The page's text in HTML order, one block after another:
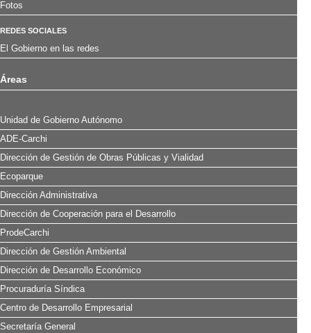
Fotos
REDES SOCIALES
El Gobierno en las redes
Áreas
Unidad de Gobierno Autónomo
ADE-Carchi
Dirección de Gestión de Obras Públicas y Vialidad
Ecoparque
Dirección Administrativa
Dirección de Cooperación para el Desarrollo
ProdeCarchi
Dirección de Gestión Ambiental
Dirección de Desarrollo Económico
Procuraduría Síndica
Centro de Desarrollo Empresarial
Secretaría General